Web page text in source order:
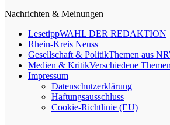
Nachrichten & Meinungen
LesetippWAHL DER REDAKTION
Rhein-Kreis Neuss
Gesellschaft & PolitikThemen aus
Medien & KritikVerschiedene
Impressum
Datenschutzerklärung
Haftungsausschluss
Cookie-Richtlinie (EU)